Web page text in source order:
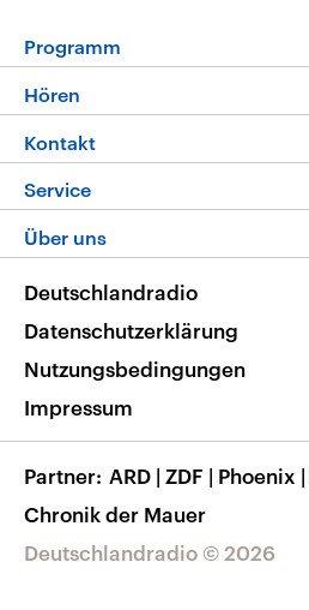
Programm
Die Nachrichten
Nachrichtenleicht
Neue Beiträge auf dlf.de
Hören
Livestream
Podcasts
Deutschlandfunk App
Nachrichten App
Frequenzen
Kontakt
Hörerservice
Service
FAQ
Veranstaltungen
Musikliste
RSS
Über uns
Barrierefreiheit
Deutschlandradio © 2026
Deutschlandradio
Datenschutzerklärung
Nutzungsbedingungen
Impressum
Partner ARD | ZDF | Phoenix |
Chronik der Mauer